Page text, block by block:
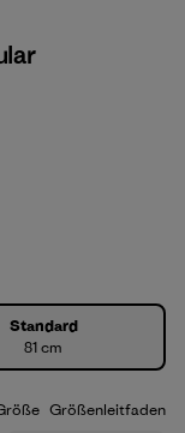
Standard
81 cm
Größenleitfaden